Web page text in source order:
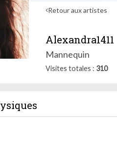
Retour aux artistes
Alexandra1411
Mannequin
Visites totales 310